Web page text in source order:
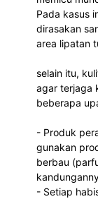
Pada kasus
dirasakan
area lipatan
selain itu,
agar terjaga
beberapa
- Produk
gunakan
berbau
- Setiap